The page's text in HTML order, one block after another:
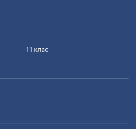
11 клас